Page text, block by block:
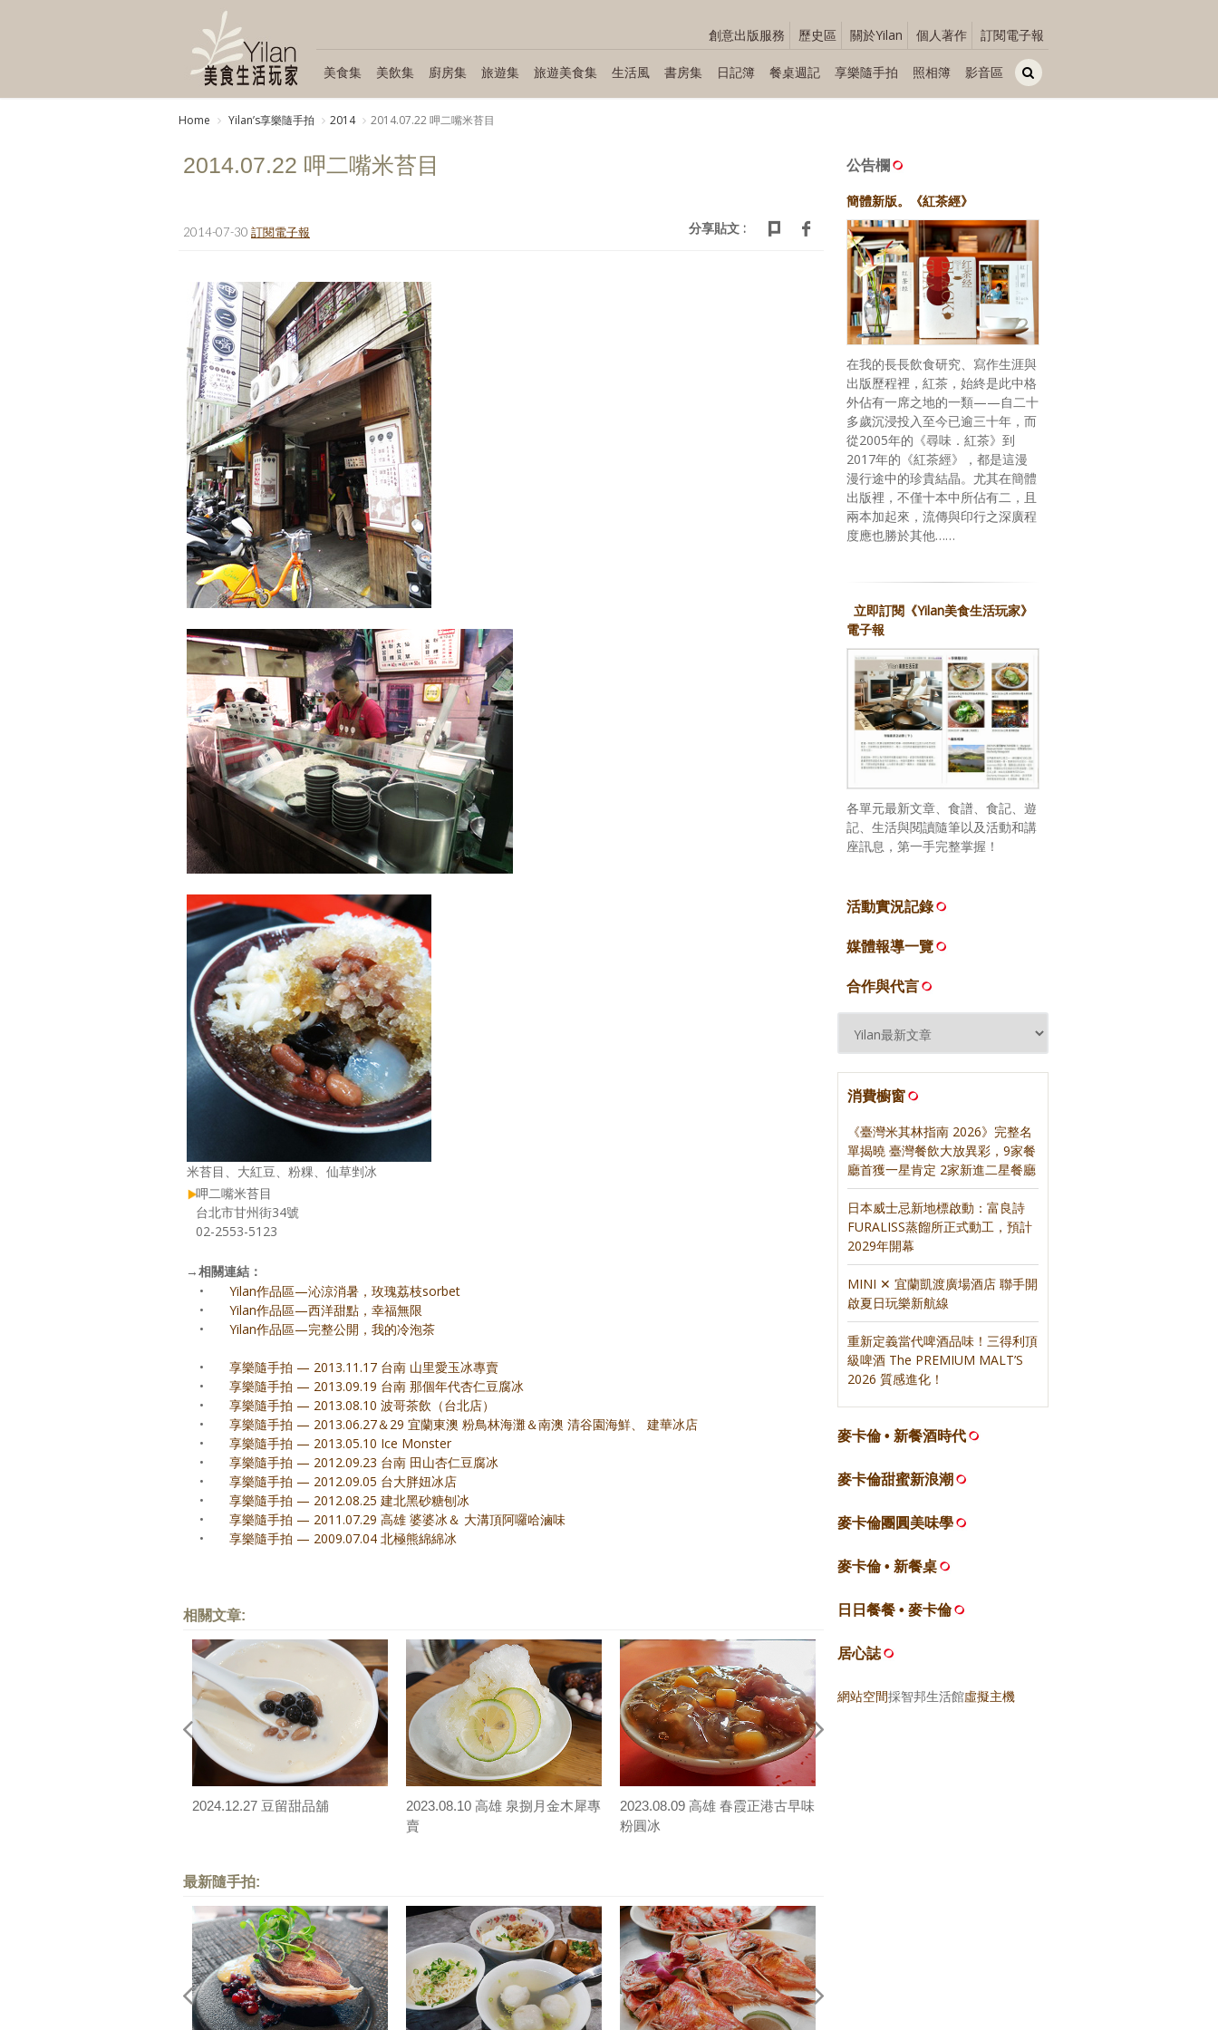
創意出版服務 歷史區 關於Yilan 個人著作 訂閱電子報
美食集 美飲集 廚房集 旅遊集 旅遊美食集 生活風 書房集 日記簿 餐桌週記 享樂隨手拍 照相簿 影音區
Home Yilanʼs享樂隨手拍 2014 2014.07.22 呷二嘴米苔目
2014.07.22 呷二嘴米苔目
2014-07-30 訂閱電子報 分享貼文 :
米苔目、大紅豆、粉粿、仙草剉冰
呷二嘴米苔目
台北市甘州街34號
02-2553-5123
→相關連結：
•
Yilan作品區—沁涼消暑，玫瑰荔枝sorbet
•
Yilan作品區—西洋甜點，幸福無限
•
Yilan作品區—完整公開，我的冷泡茶
•
享樂隨手拍 — 2013.11.17 台南 山里愛玉冰專賣
•
享樂隨手拍 — 2013.09.19 台南 那個年代杏仁豆腐冰
•
享樂隨手拍 — 2013.08.10 波哥茶飲（台北店）
•
享樂隨手拍 — 2013.06.27＆29 宜蘭東澳 粉鳥林海灘＆南澳 清谷園海鮮、 建華冰店
•
享樂隨手拍 — 2013.05.10 Ice Monster
•
享樂隨手拍 — 2012.09.23 台南 田山杏仁豆腐冰
•
享樂隨手拍 — 2012.09.05 台大胖妞冰店
•
享樂隨手拍 — 2012.08.25 建北黑砂糖刨冰
•
享樂隨手拍 — 2011.07.29 高雄 婆婆冰＆ 大溝頂阿囉哈滷味
•
享樂隨手拍 — 2009.07.04 北極熊綿綿冰
相關文章:
2024.12.27 豆留甜品舖
2023.08.10 高雄 泉捌月金木犀專
賣
2023.08.09 高雄 春霞正港古早味
粉圓冰
最新隨手拍:
公告欄
簡體新版。《紅茶經》
在我的長長飲食研究、寫作生涯與
出版歷程裡，紅茶，始終是此中格
外佔有一席之地的一類——自二十
多歲沉浸投入至今已逾三十年，而
從2005年的《尋味．紅茶》到
2017年的《紅茶經》，都是這漫
漫行途中的珍貴結晶。尤其在簡體
出版裡，不僅十本中所佔有二，且
兩本加起來，流傳與印行之深廣程
度應也勝於其他……
立即訂閱《Yilan美食生活玩家》
電子報
各單元最新文章、食譜、食記、遊
記、生活與閱讀隨筆以及活動和講
座訊息，第一手完整掌握！
活動實況記錄
媒體報導一覽
合作與代言
消費櫥窗
《臺灣米其林指南 2026》完整名
單揭曉 臺灣餐飲大放異彩，9家餐
廳首獲一星肯定 2家新進二星餐廳
日本威士忌新地標啟動：富良詩
FURALISS蒸餾所正式動工，預計
2029年開幕
MINI ✕ 宜蘭凱渡廣場酒店 聯手開
啟夏日玩樂新航線
重新定義當代啤酒品味！三得利頂
級啤酒 The PREMIUM MALT’S
2026 質感進化！
麥卡倫 • 新餐酒時代
麥卡倫甜蜜新浪潮
麥卡倫團圓美味學
麥卡倫 • 新餐桌
日日餐餐 • 麥卡倫
居心誌
網站空間採智邦生活館虛擬主機